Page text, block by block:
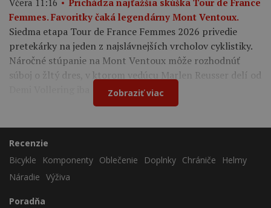
Včera 11:16
Prichádza najťažšia skúška Tour de France
Femmes. Favoritky čaká legendárny Mont Ventoux.
Siedma etapa Tour de France Femmes 2026 privedie
pretekárky na jeden z najslávnejších vrcholov cyklistiky.
Náročné stúpanie na Mont Ventoux môže rozhodnúť
súboj o žltý dres, v ktorom vedúcu Marlen Reusser delí od
Demi Vollering iba 12 sekúnd.
Zobraziť viac
Recenzie
Bicykle
Komponenty Oblečenie Doplnky Chrániče
Helmy
Náradie Výživa
Poradňa